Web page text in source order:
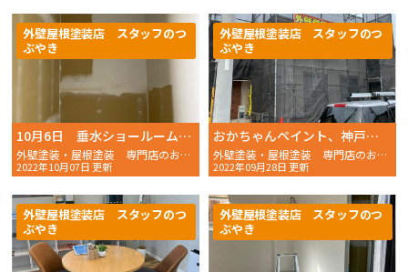
10月6日 垂水ショールームの様子
外壁塗装・屋根塗装 専門店のおかちゃんペイントです！
2022年10月07日 更新
外壁屋根塗装店 スタッフのつ
ぶやき
おかちゃんペイント、神戸垂水店ができる！？
外壁塗装・屋根塗装 専門店のおかちゃんペイントです！
2022年09月28日 更新
外壁屋根塗装店 スタッフのつ
ぶやき
外壁屋根塗装店 スタッフのつ
ぶやき
外壁屋根塗装店 スタッフのつ
ぶやき